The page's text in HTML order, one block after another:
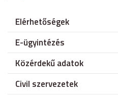
Elérhetőségek
E-ügyintézés
Közérdekű adatok
Civil szervezetek